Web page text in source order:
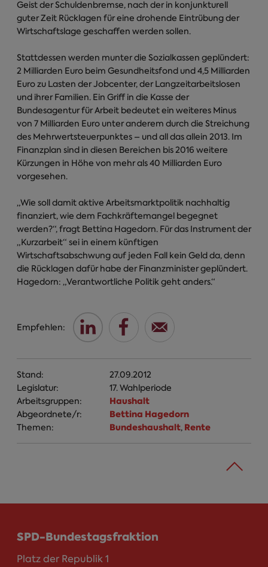
Geist der Schuldenbremse, nach der in konjunkturell
guter Zeit Rücklagen für eine drohende Eintrübung der
Wirtschaftslage geschaffen werden sollen.
Stattdessen werden munter die Sozialkassen geplündert:
2 Milliarden Euro beim Gesundheitsfond und 4,5 Milliarden
Euro zu Lasten der Jobcenter, der Langzeitarbeitslosen
und ihrer Familien. Ein Griff in die Kasse der
Bundesagentur für Arbeit bedeutet ein weiteres Minus
von 7 Milliarden Euro unter anderem durch die Streichung
des Mehrwertsteuerpunktes – und all das allein 2013. Im
Finanzplan sind in diesen Bereichen bis 2016 weitere
Kürzungen in Höhe von mehr als 40 Milliarden Euro
vorgesehen.
„Wie soll damit aktive Arbeitsmarktpolitik nachhaltig
finanziert, wie dem Fachkräftemangel begegnet
werden?“, fragt Bettina Hagedorn. Für das Instrument der
„Kurzarbeit“ sei in einem künftigen
Wirtschaftsabschwung auf jeden Fall kein Geld da, denn
die Rücklagen dafür habe der Finanzminister geplündert.
Hagedorn: „Verantwortliche Politik geht anders.“
Empfehlen:
Stand:
27.09.2012
Legislatur:
17. Wahlperiode
Arbeitsgruppen:
Haushalt
Abgeordnete/r: Bettina Hagedorn
Themen: Bundeshaushalt, Rente
SPD-Bundestagsfraktion
Platz der Republik 1